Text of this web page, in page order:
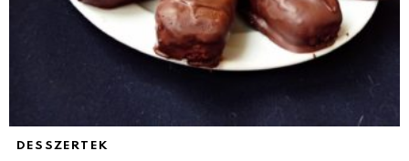
DESSZERTEK